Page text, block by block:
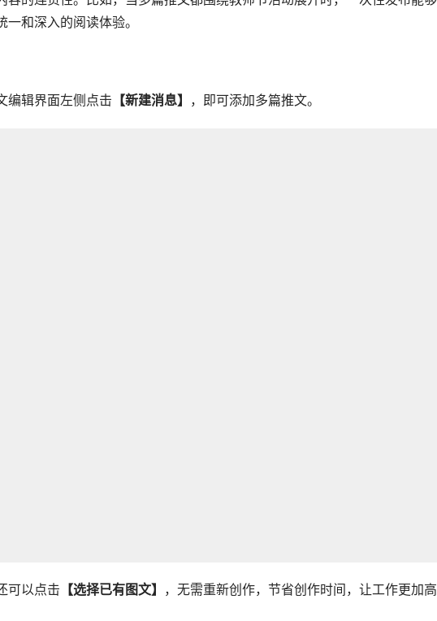
和深入的阅读体验。
编辑界面左侧点击 【新建消息】 ，即可添加多篇推文。
可以点击 【选择已有图文】
，无需重新创作，节省创作时间，让工作更加高